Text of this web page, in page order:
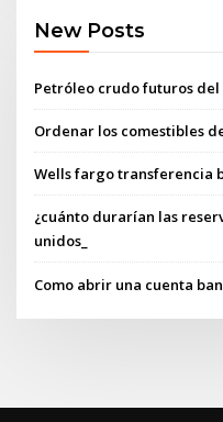
New Posts
Petróleo crudo futuros
Ordenar los comestibles
Wells fargo transferencia
¿cuánto durarían las
unidos_
Como abrir una cuenta